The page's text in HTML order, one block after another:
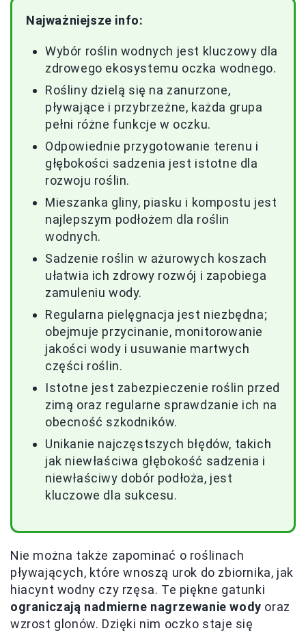
Najważniejsze info:
Wybór roślin wodnych jest kluczowy dla
zdrowego ekosystemu oczka wodnego.
Rośliny dzielą się na zanurzone,
pływające i przybrzeżne, każda grupa
pełni różne funkcje w oczku.
Odpowiednie przygotowanie terenu i
głębokości sadzenia jest istotne dla
rozwoju roślin.
Mieszanka gliny, piasku i kompostu jest
najlepszym podłożem dla roślin
wodnych.
Sadzenie roślin w ażurowych koszach
ułatwia ich zdrowy rozwój i zapobiega
zamuleniu wody.
Regularna pielęgnacja jest niezbędna;
obejmuje przycinanie, monitorowanie
jakości wody i usuwanie martwych
części roślin.
Istotne jest zabezpieczenie roślin przed
zimą oraz regularne sprawdzanie ich na
obecność szkodników.
Unikanie najczęstszych błędów, takich
jak niewłaściwa głębokość sadzenia i
niewłaściwy dobór podłoża, jest
kluczowe dla sukcesu.
Nie można także zapominać o roślinach
pływających, które wnoszą urok do zbiornika, jak
hiacynt wodny czy rzęsa. Te piękne gatunki
ograniczają nadmierne nagrzewanie wody oraz
wzrost glonów. Dzięki nim oczko staje się